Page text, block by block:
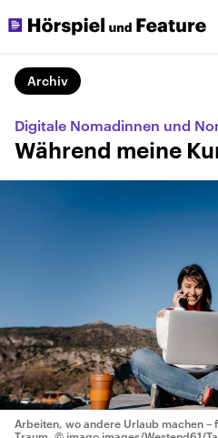
Archiv
Digitale Nomadinnen und
Während meine
Arbeiten, wo andere Urlaub machen –